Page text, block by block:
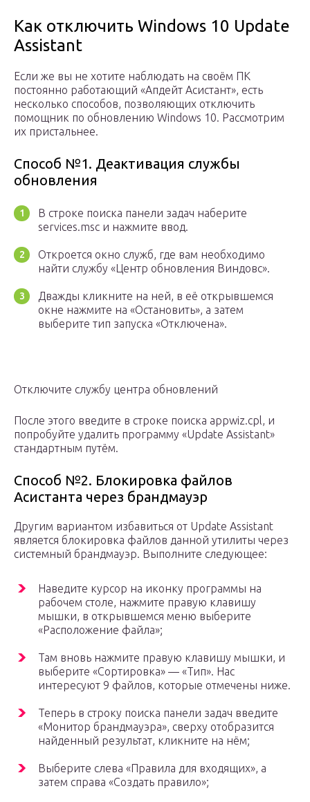
Как отключить Windows 10 Update
Assistant
Если же вы не хотите наблюдать на своём ПК
постоянно работающий «Апдейт Асистант», есть
несколько способов, позволяющих отключить
помощник по обновлению Windows 10. Рассмотрим
их пристальнее.
Способ №1. Деактивация службы
обновления
В строке поиска панели задач наберите
services.msc и нажмите ввод.
Откроется окно служб, где вам необходимо
найти службу «Центр обновления Виндовс».
Дважды кликните на ней, в её открывшемся
окне нажмите на «Остановить», а затем
выберите тип запуска «Отключена».
Отключите службу центра обновлений
После этого введите в строке поиска appwiz.cpl, и
попробуйте удалить программу «Update Assistant»
стандартным путём.
Способ №2. Блокировка файлов
Асистанта через брандмауэр
Другим вариантом избавиться от Update Assistant
является блокировка файлов данной утилиты через
системный брандмауэр. Выполните следующее:
Наведите курсор на иконку программы на
рабочем столе, нажмите правую клавишу
мышки, в открывшемся меню выберите
«Расположение файла»;
Там вновь нажмите правую клавишу мышки, и
выберите «Сортировка» — «Тип». Нас
интересуют 9 файлов, которые отмечены ниже.
Теперь в строку поиска панели задач введите
«Монитор брандмауэра», сверху отобразится
найденный результат, кликните на нём;
Выберите слева «Правила для входящих», а
затем справа «Создать правило»;